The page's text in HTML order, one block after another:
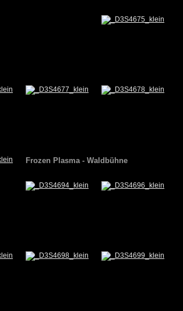
Frozen Plasma - Waldbühne